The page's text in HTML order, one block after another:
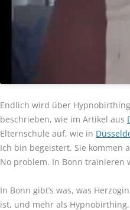
Endlich wird über
beschrieben, wie im Artikel aus
Elternschule auf, wie in
Ich bin begeistert. Sie kommen
No problem. In Bonn trainieren
In Bonn gibt’s was, was
ist, und mehr als